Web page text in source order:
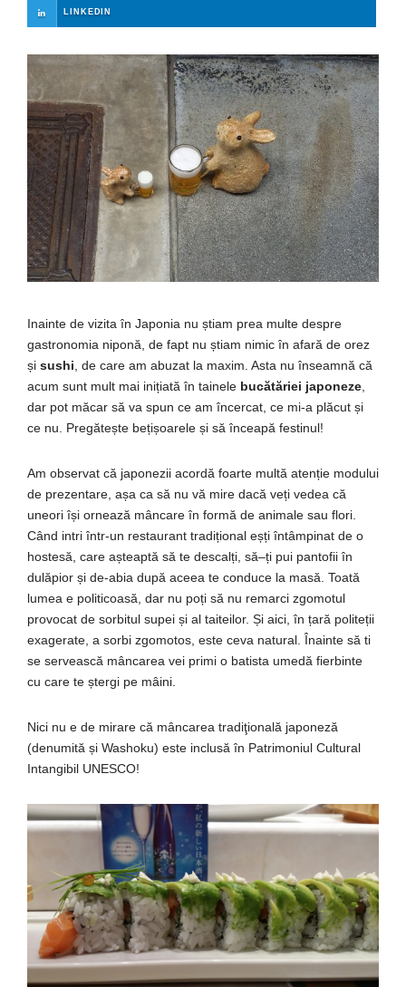
LINKEDIN
Inainte de vizita în Japonia nu știam prea multe despre
gastronomia niponă , de fapt nu știam nimic în afară de orez
și sushi , de care am abuzat la maxim Asta nu înseamnă că
acum sunt mult mai inițiată în tainele bucătăriei japoneze
dar pot măcar să va spun ce am încercat , ce mi-a plăcut și
ce nu. Pregătește bețișoarele și să înceapă festinul!
Am observat că japonezii acordă foarte multă atenție modului
de prezentare, așa ca să nu vă mire dacă veți vedea că
uneori își ornează mâncare în formă de animale sau flori.
Când intri într-un restaurant tradițional eșți întâmpinat de o
hostesă, care așteaptă să te descalți să–ți pui pantofii în
dulăpior și de-abia după aceea te conduce la masă Toată
lumea e politicoasă , dar nu poți să nu remarci zgomotul
provocat de sorbitul supei și al taiteilor. Și aici, în țară politeții
exagerate, a sorbi zgomotos, este ceva natural. Înainte să ti
se servească mâncarea vei primi o batista umedă fierbinte
cu care te ștergi pe mâini
Nici nu e de mirare că mâncarea tradiţională japoneză
(denumită și Washoku) este inclusă în Patrimoniul Cultural
Intangibil UNESCO!